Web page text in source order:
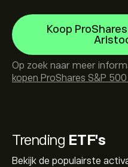
Trending ETF's
Bekijk de populairste
Koop
Op zoek naar meer
kopen ProShares S&P